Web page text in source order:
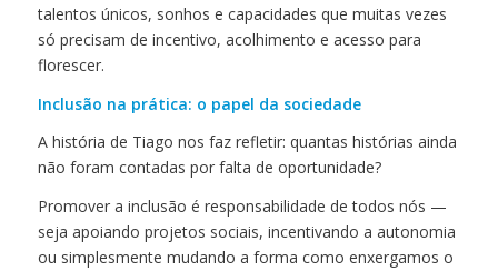
talentos únicos, sonhos e capacidades que muitas vezes
só precisam de incentivo, acolhimento e acesso para
florescer.
Inclusão na prática: o papel da sociedade
A história de Tiago nos faz refletir: quantas histórias ainda
não foram contadas por falta de oportunidade?
Promover a inclusão é responsabilidade de todos nós —
seja apoiando projetos sociais, incentivando a autonomia
ou simplesmente mudando a forma como enxergamos o